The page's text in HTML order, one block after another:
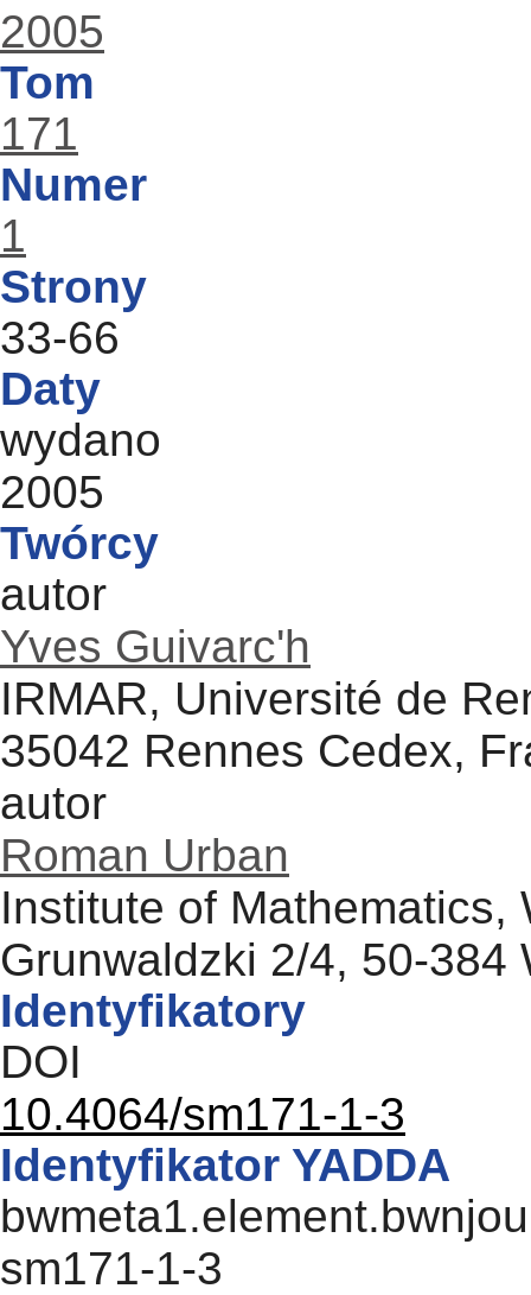
2005
Tom
171
Numer
1
Strony
33-66
Daty
wydano
2005
Twórcy
autor
Yves Guivarc'h
IRMAR, Université de
35042 Rennes Cedex,
autor
Roman Urban
Institute of Mathematics,
Grunwaldzki 2/4, 50-384
Identyfikatory
DOI
10.4064/sm171-1-3
Identyfikator YADDA
sm171-1-3